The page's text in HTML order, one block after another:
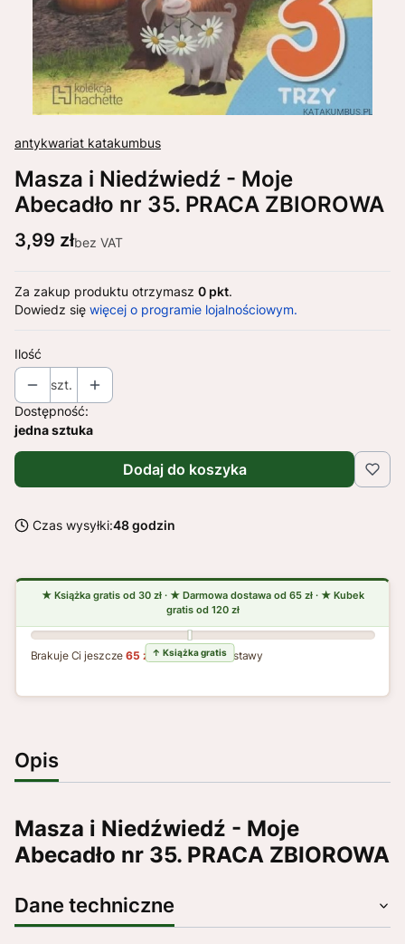
antykwariat katakumbus
Masza i Niedźwiedź - Moje
Abecadło nr 35. PRACA ZBIOROWA
Cena
3,99 złbez VAT
Za zakup produktu otrzymasz 0 pkt.
Dowiedz się więcej o programie lojalnościowym.
Ilość
szt.
Dostępność:
jedna sztuka
Dodaj do koszyka
Czas wysyłki:48 godzin
Brakuje Ci jeszcze65 zł do darmowej dostawy
Opis
Masza i Niedźwiedź - Moje
Abecadło nr 35. PRACA ZBIOROWA
Dane techniczne